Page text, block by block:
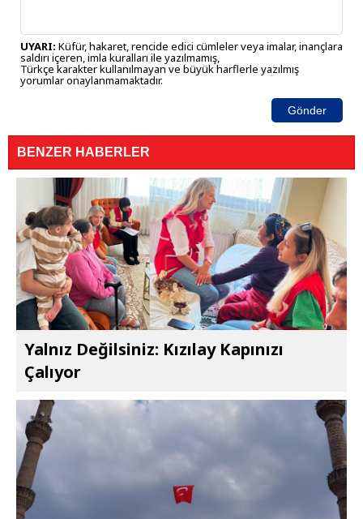
UYARI: Küfür, hakaret, rencide edici cümleler veya imalar, inançlara
saldırı içeren, imla kuralları ile yazılmamış,
Türkçe karakter kullanılmayan ve büyük harflerle yazılmış
yorumlar onaylanmamaktadır.
Gönder
BENZER HABERLER
Yalnız Değilsiniz: Kızılay Kapınızı
Çalıyor